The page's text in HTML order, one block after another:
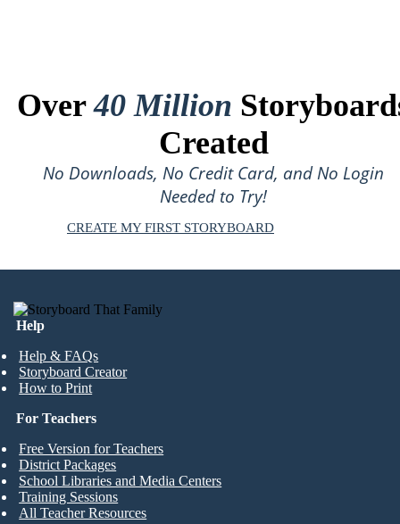
Over40 Million
Created
No Downloads, No Credit Card, and No Login
Needed to Try!
CREATE MY FIRST STORYBOARD
Help
Help & FAQs
Storyboard Creator
How to Print
For Teachers
Free Version for Teachers
District Packages
School Libraries and Media Centers
Training Sessions
All Teacher Resources